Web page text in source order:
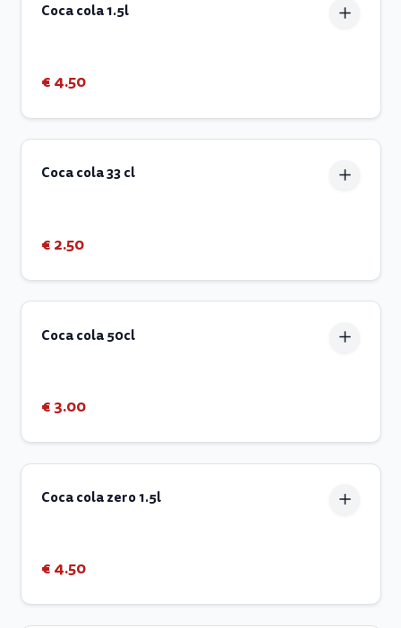
Coca cola 1.5l
€ 4.50
Coca cola 33 cl
€ 2.50
Coca cola 50cl
€ 3.00
Coca cola zero 1.5l
€ 4.50